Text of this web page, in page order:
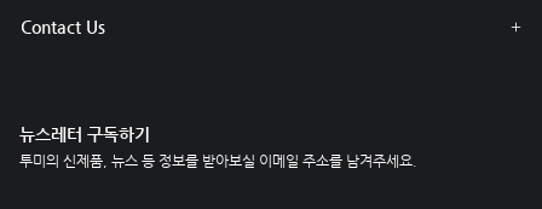
Contact Us
뉴스레터 구독하기
투미의 신제품, 뉴스 등 정보를 받아보실 이메일 주소를 남겨주세요.